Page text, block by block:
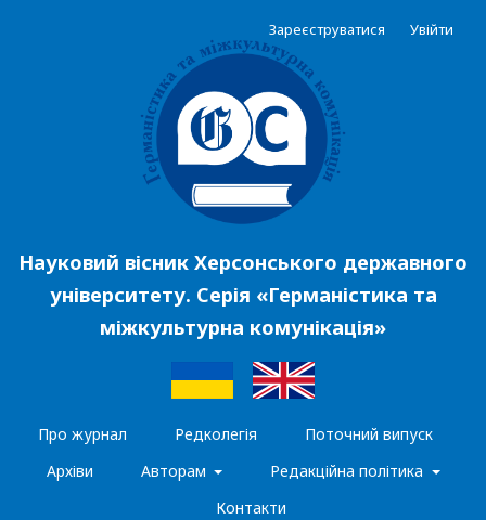
Науковий вісник Херсонського державного
університету. Серія «Германістика та
міжкультурна комунікація»
Про журнал Редколегія
Поточний випуск
Архіви
Авторам
Редакційна політика
Контакти
Зареєструватися Увійти